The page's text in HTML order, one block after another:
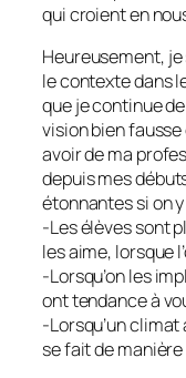
qui croient en
Heureusement, je
le contexte dans
que je continue
vision bien
avoir de ma
depuis mes
étonnantes si on
-Les élèves sont
les aime, lorsque
-Lorsqu’on les
ont tendance à
-Lorsqu’un
se fait de